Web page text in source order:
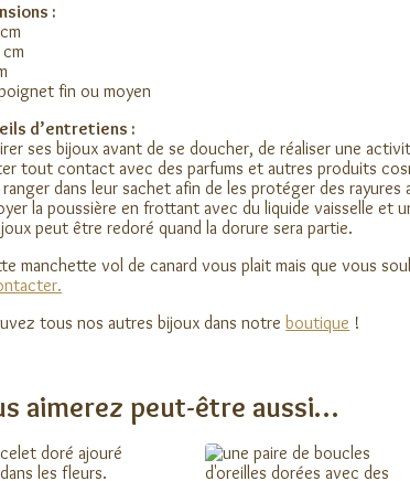
:
fin ou moyen
d’entretiens :
ses bijoux avant de se doucher, de réaliser une
tout contact avec des parfums et autres produits
dans leur sachet afin de les protéger des rayures
la poussière en frottant avec du liquide vaisselle et
peut être redoré quand la dorure sera partie.
manchette vol de canard vous plait mais que vous
tous nos autres bijoux dans notreboutique !
aimerez peut-être aussi…